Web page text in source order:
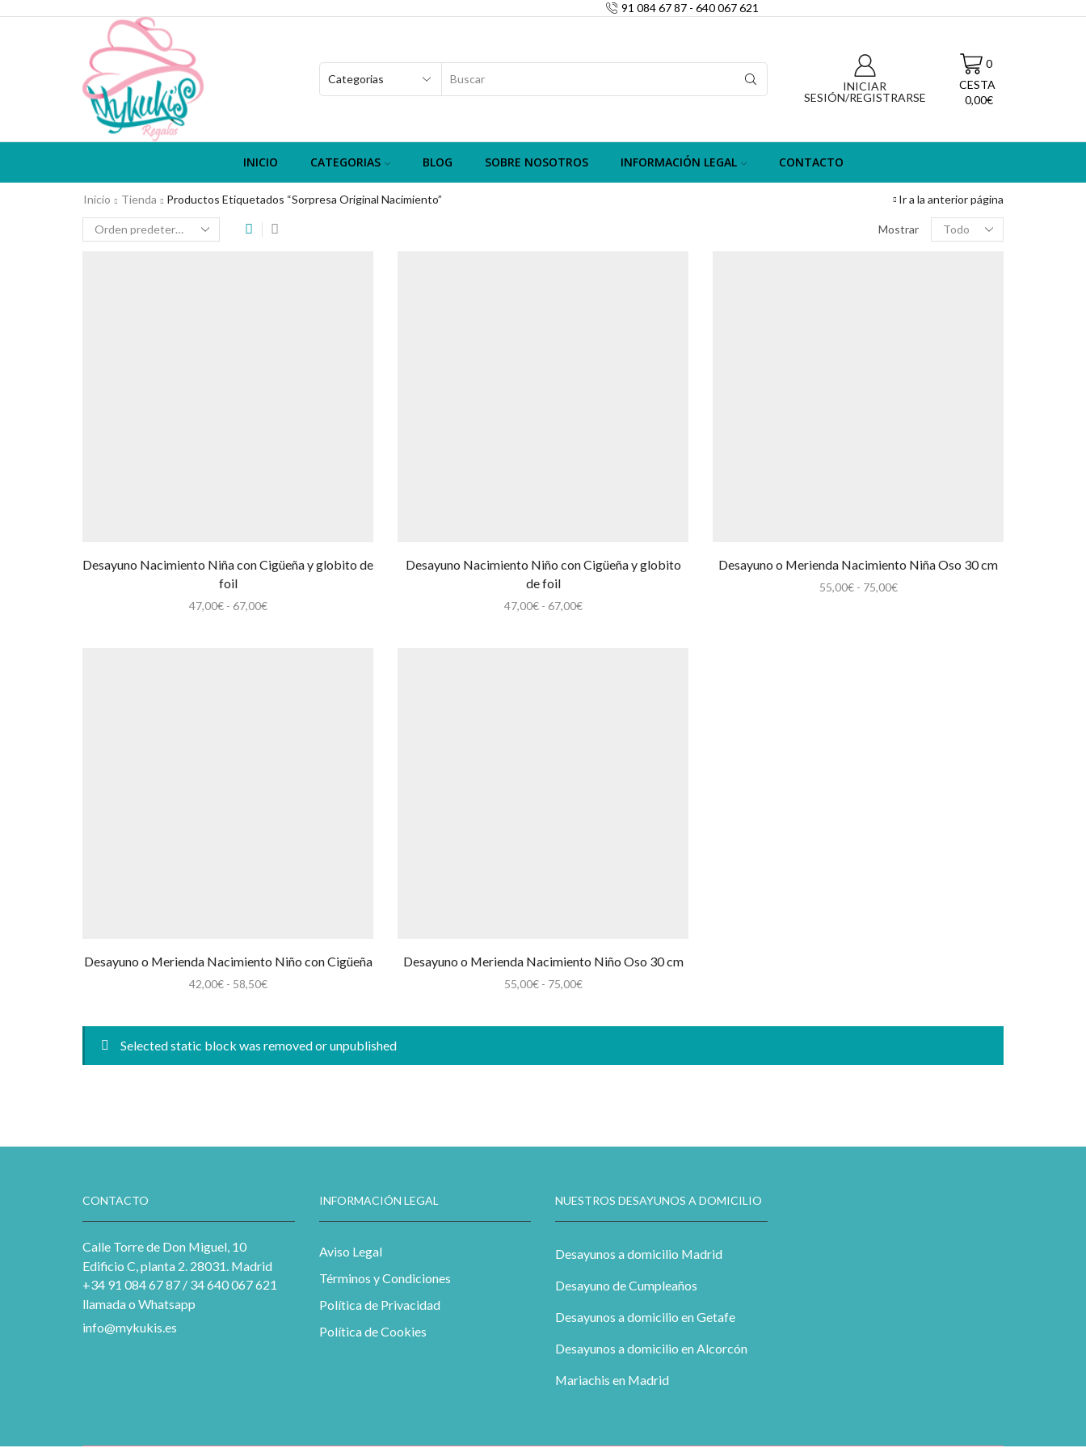
91 084 67 87 - 640 067 621
INICIAR
SESIÓN/REGISTRARSE
0
CESTA
0,00€
INICIO CATEGORIAS BLOG SOBRE NOSOTROS INFORMACIÓN LEGAL CONTACTO
Inicio Tienda Productos Etiquetados “Sorpresa Original Nacimiento” Ir a la anterior página
Mostrar
Filas
por
Desayuno Nacimiento Niña con Cigüeña y globito de
foil
47,00€ - 67,00€Rango
Desayuno Nacimiento Niño con Cigüeña y globito
de foil
47,00€ - 67,00€Rango
Desayuno o Merienda Nacimiento Niña Oso 30 cm
55,00€ - 75,00€Rango
Desayuno o Merienda Nacimiento Niño con Cigüeña
42,00€ - 58,50€Rango
42,00€
hasta
Desayuno o Merienda Nacimiento Niño Oso 30 cm
55,00€ - 75,00€Rango
hasta
Selected static block was removed or unpublished
CONTACTO
Calle Torre de Don Miguel, 10
Edificio C, planta 2. 28031. Madrid
+34 91 084 67 87 / 34 640 067 621
llamada o Whatsapp
info@mykukis.es
INFORMACIÓN LEGAL
Aviso Legal
Términos y Condiciones
Política de Privacidad
Política de Cookies
NUESTROS DESAYUNOS A DOMICILIO
Desayunos a domicilio Madrid
Desayuno de Cumpleaños
Desayunos a domicilio en Getafe
Desayunos a domicilio en Alcorcón
Mariachis en Madrid